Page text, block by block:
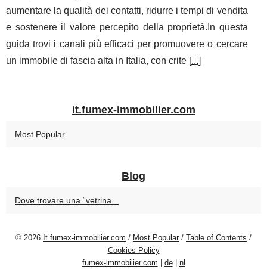
aumentare la qualità dei contatti, ridurre i tempi di vendita
e sostenere il valore percepito della proprietà.In questa
guida trovi i canali più efficaci per promuovere o cercare
un immobile di fascia alta in Italia, con crite [...]
it.fumex-immobilier.com
Most Popular
Blog
Dove trovare una “vetrina...
© 2026 It.fumex-immobilier.com / Most Popular / Table of Contents /
Cookies Policy
fumex-immobilier.com
de| nl